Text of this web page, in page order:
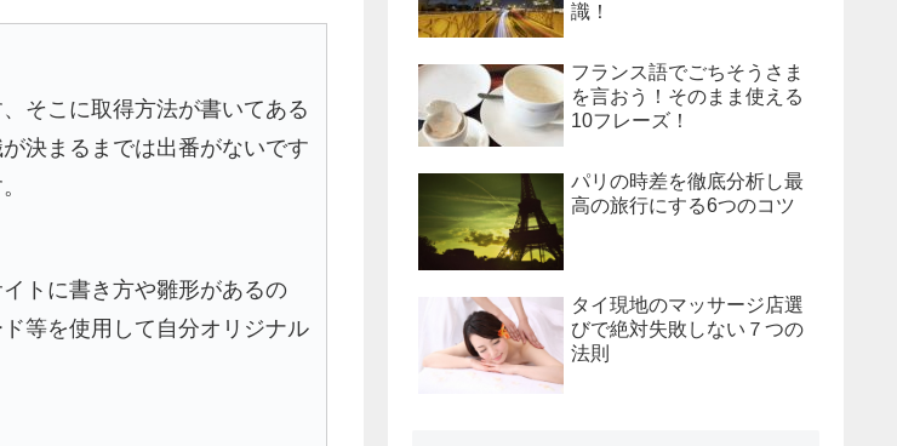
そこに取得方法が書いてある
決まるまでは出番がないです
トに書き方や雛形があるの
等を使用して自分オリジナル
識！
フランス語でごちそうさま
を言おう！そのまま使える
10フレーズ！
パリの時差を徹底分析し最
高の旅行にする6つのコツ
タイ現地のマッサージ店選
びで絶対失敗しない７つの
法則